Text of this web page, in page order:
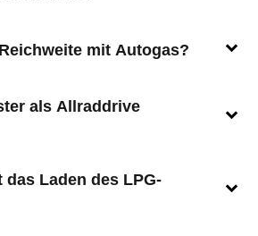
mit Autogas?
als Allraddrive
das Laden des LPG-